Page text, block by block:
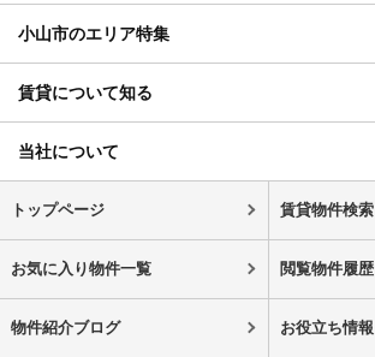
小山市のエリア特集
賃貸について知る
当社について
トップページ 賃貸物件検索
お気に入り物件一覧 閲覧物件履歴
物件紹介ブログ お役立ち情報